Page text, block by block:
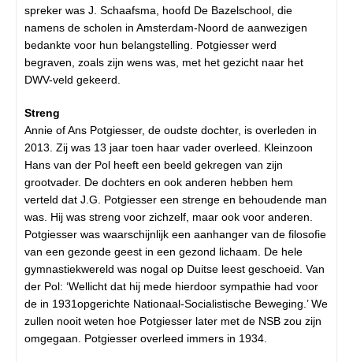
spreker was J. Schaafsma, hoofd De Bazelschool, die
namens de scholen in Amsterdam-Noord de aanwezigen
bedankte voor hun belangstelling. Potgiesser werd
begraven, zoals zijn wens was, met het gezicht naar het
DWV-veld gekeerd.
Streng
Annie of Ans Potgiesser, de oudste dochter, is overleden in
2013. Zij was 13 jaar toen haar vader overleed. Kleinzoon
Hans van der Pol heeft een beeld gekregen van zijn
grootvader. De dochters en ook anderen hebben hem
verteld dat J.G. Potgiesser een strenge en behoudende man
was. Hij was streng voor zichzelf, maar ook voor anderen.
Potgiesser was waarschijnlijk een aanhanger van de filosofie
van een gezonde geest in een gezond lichaam. De hele
gymnastiekwereld was nogal op Duitse leest geschoeid. Van
der Pol: ‘Wellicht dat hij mede hierdoor sympathie had voor
de in 1931opgerichte Nationaal-Socialistische Beweging.’ We
zullen nooit weten hoe Potgiesser later met de NSB zou zijn
omgegaan. Potgiesser overleed immers in 1934.